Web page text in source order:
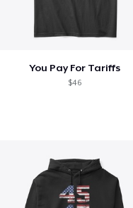
You Pay For Tariffs
$46